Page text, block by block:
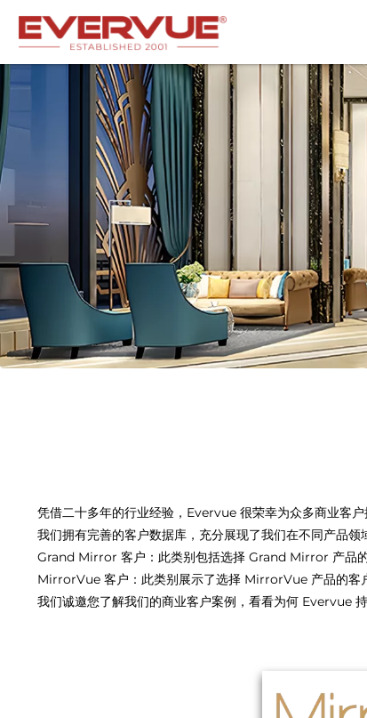
凭借二十多年的行业经验，Evervue 很荣幸为众多商业客
我们拥有完善的客户数据库，充分展现了我们在不同产品领
Grand Mirror 客户：此类别包括选择 Grand Mirror 产品的
MirrorVue 客户：此类别展示了选择 MirrorVue 产品的客
我们诚邀您了解我们的商业客户案例，看看为何 Evervue